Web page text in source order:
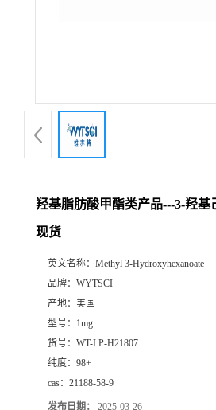
羟基脂肪酸甲酯类产品---3-羟基
现货
英文名称： Methyl 3-Hydroxyhexanoate
品牌： WYTSCI
产地： 美国
型号： 1mg
货号： WT-LP-H21807
纯度： 98+
cas： 21188-58-9
发布日期： 2025-03-26